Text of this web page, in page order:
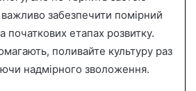
важливо забезпечити помірний
початкових етапах розвитку.
поливайте культуру раз
надмірного зволоження.